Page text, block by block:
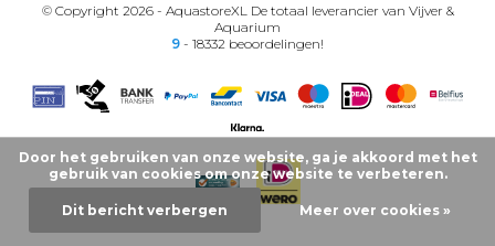
© Copyright 2026 - AquastoreXL De totaal leverancier van Vijver &
Aquarium
9 - 18332 beoordelingen!
Door het gebruiken van onze website, ga je akkoord met het
gebruik van cookies om onze website te verbeteren.
Dit bericht verbergen Meer over cookies »